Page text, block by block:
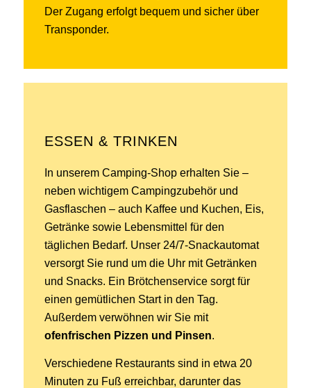
Der Zugang erfolgt bequem und sicher über
Transponder.
ESSEN & TRINKEN
In unserem Camping-Shop erhalten Sie –
neben wichtigem Campingzubehör und
Gasflaschen – auch Kaffee und Kuchen, Eis,
Getränke sowie Lebensmittel für den
täglichen Bedarf. Unser 24/7-Snackautomat
versorgt Sie rund um die Uhr mit Getränken
und Snacks. Ein Brötchenservice sorgt für
einen gemütlichen Start in den Tag.
Außerdem verwöhnen wir Sie mit
ofenfrischen Pizzen und Pinsen.
Verschiedene Restaurants sind in etwa 20
Minuten zu Fuß erreichbar, darunter das